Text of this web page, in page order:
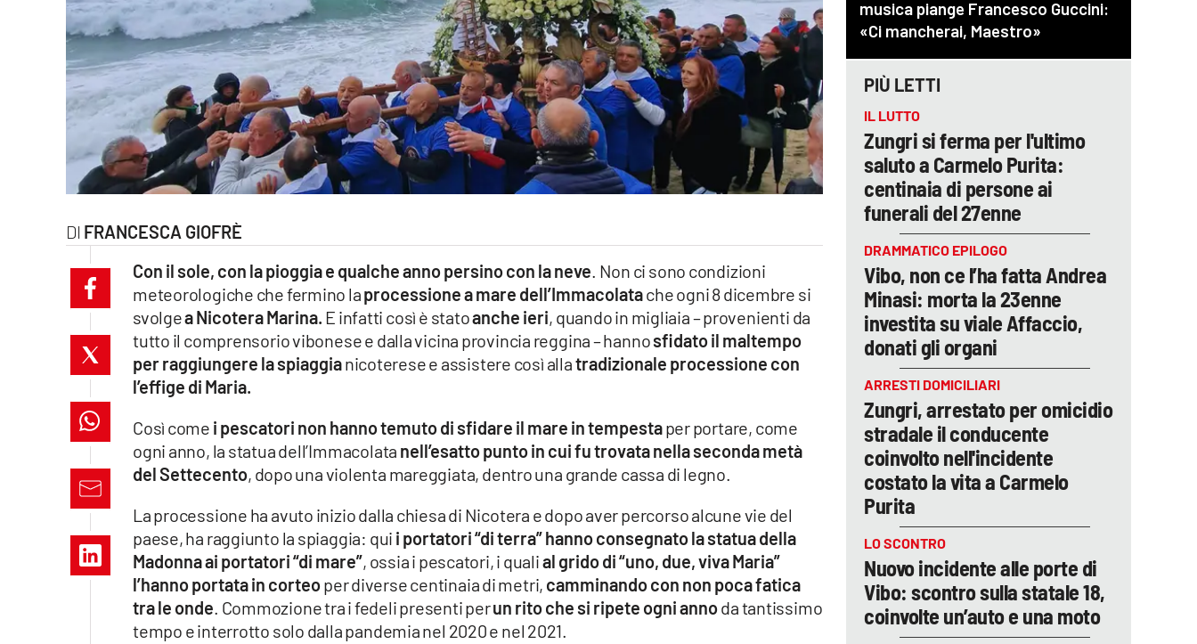
ilvibonese.it
catanzarochannel.it
lacapitalenews.it
FRANCESCA GIOFRÈ
Con il sole, con la pioggia e qualche anno persino con la neve. Non ci sono condizioni
meteorologiche che fermino laprocessione a mare dell’Immacolatache ogni 8 dicembre si
svolgea Nicotera Marina. E infatti così è statoanche ieri, quando in migliaia – provenienti da
tutto il comprensorio vibonese e dalla vicina provincia reggina – hannosfidato il maltempo
per raggiungere la spiaggianicoterese e assistere così allatradizionale processione con
l’effige di Maria.
Così come i pescatori non hanno temuto di sfidare il mare in tempestaper portare, come
ogni anno, la statua dell’Immacolata nell’esatto punto in cui fu trovata nella seconda metà
del Settecento, dopo una violenta mareggiata, dentro una grande cassa di legno.
La processione ha avuto inizio dalla chiesa di Nicotera e dopo aver percorso alcune vie del
paese, ha raggiunto la spiaggia: qui i portatori “di terra” hanno consegnato la statua della
Madonna ai portatori “di mare”, ossia i pescatori, i qualial grido di “uno, due, viva Maria”
l’hanno portata in corteoper diverse centinaia di metri, camminando con non poca fatica
tra le onde. Commozione tra i fedeli presenti perun rito che si ripete ogni annoda tantissimo
tempo e interrotto solo dalla pandemia nel 2020 e nel 2021.
PIÙ LETTI
IL LUTTO
Zungri si ferma per l'ultimo
saluto a Carmelo Purita:
centinaia di persone ai
funerali del 27enne
DRAMMATICO EPILOGO
Vibo, non ce l’ha fatta Andrea
Minasi: morta la 23enne
investita su viale Affaccio,
donati gli organi
ARRESTI DOMICILIARI
Zungri, arrestato per omicidio
stradale il conducente
coinvolto nell'incidente
costato la vita a Carmelo
Purita
LO SCONTRO
Nuovo incidente alle porte di
Vibo: scontro sulla statale 18,
coinvolte un’auto e una moto